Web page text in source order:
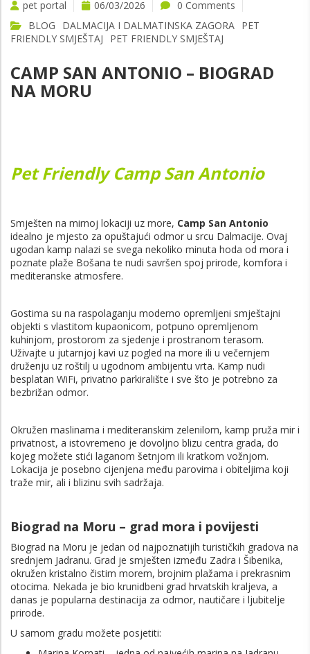
pet portal 06/03/2026
0 Comments
BLOG
DALMACIJA I DALMATINSKA ZAGORA PET
FRIENDLY SMJEŠTAJ
PET FRIENDLY SMJEŠTAJ
CAMP SAN ANTONIO – BIOGRAD
NA MORU
Pet Friendly Camp San Antonio
Smješten na mirnoj lokaciji uz more, Camp San Antonio
idealno je mjesto za opuštajući odmor u srcu Dalmacije. Ovaj
ugodan kamp nalazi se svega nekoliko minuta hoda od mora i
poznate plaže Bošana te nudi savršen spoj prirode, komfora i
mediteranske atmosfere.
Gostima su na raspolaganju moderno opremljeni smještajni
objekti s vlastitom kupaonicom, potpuno opremljenom
kuhinjom, prostorom za sjedenje i prostranom terasom.
Uživajte u jutarnjoj kavi uz pogled na more ili u večernjem
druženju uz roštilj u ugodnom ambijentu vrta. Kamp nudi
besplatan WiFi, privatno parkiralište i sve što je potrebno za
bezbrižan odmor.
Okružen maslinama i mediteranskim zelenilom, kamp pruža mir i
privatnost, a istovremeno je dovoljno blizu centra grada, do
kojeg možete stići laganom šetnjom ili kratkom vožnjom.
Lokacija je posebno cijenjena među parovima i obiteljima koji
traže mir, ali i blizinu svih sadržaja.
Biograd na Moru – grad mora i povijesti
Biograd na Moru je jedan od najpoznatijih turističkih gradova na
srednjem Jadranu. Grad je smješten između Zadra i Šibenika,
okružen kristalno čistim morem, brojnim plažama i prekrasnim
otocima. Nekada je bio krunidbeni grad hrvatskih kraljeva, a
danas je popularna destinacija za odmor, nautičare i ljubitelje
prirode.
U samom gradu možete posjetiti: